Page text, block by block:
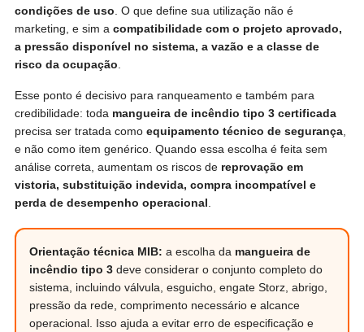
condições de uso . O que define sua utilização não é
marketing, e sim a compatibilidade com o projeto aprovado,
a pressão disponível no sistema, a vazão e a classe de
risco da ocupação
Esse ponto é decisivo para ranqueamento e também para
credibilidade: toda mangueira de incêndio tipo 3 certificada
precisa ser tratada como equipamento técnico de segurança,
e não como item genérico. Quando essa escolha é feita sem
análise correta, aumentam os riscos de reprovação em
vistoria, substituição indevida, compra incompatível e
perda de desempenho operacional
Orientação técnica MIB: a escolha da mangueira de
incêndio tipo 3deve considerar o conjunto completo do
sistema, incluindo válvula, esguicho, engate Storz, abrigo,
pressão da rede, comprimento necessário e alcance
operacional. Isso ajuda a evitar erro de especificação e